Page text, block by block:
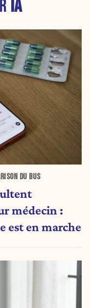
IA
DU BUS
médecin :
est en marche